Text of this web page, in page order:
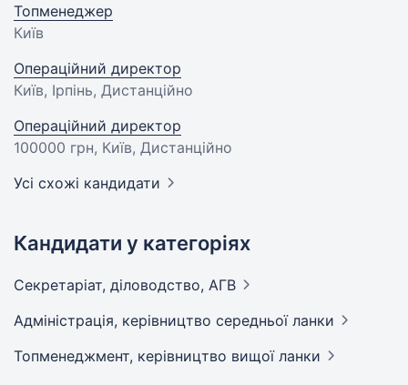
Топменеджер
Київ
Операційний директор
Київ, Ірпінь, Дистанційно
Операційний директор
100000 грн, Київ, Дистанційно
Усі схожі кандидати
Кандидати у категоріях
Секретаріат, діловодство, АГВ
Адмiнiстрацiя, керівництво середньої ланки
Топменеджмент, керівництво вищої ланки